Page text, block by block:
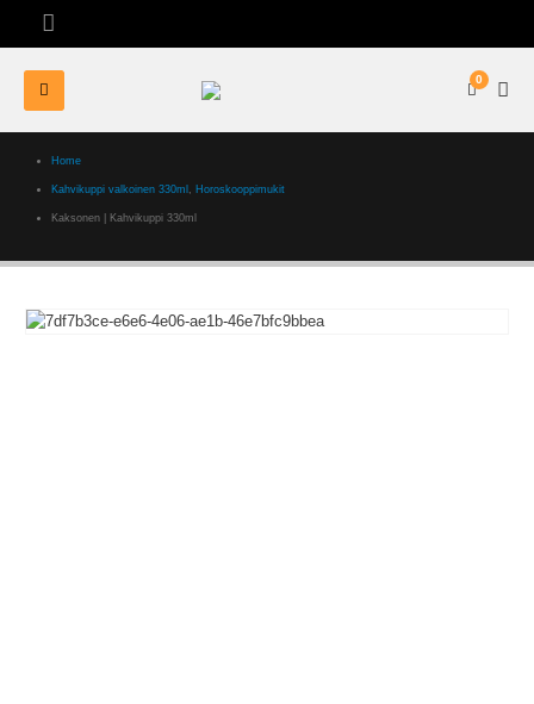
0
Home
Kahvikuppi valkoinen 330ml , Horoskooppimukit
Kaksonen | Kahvikuppi 330ml